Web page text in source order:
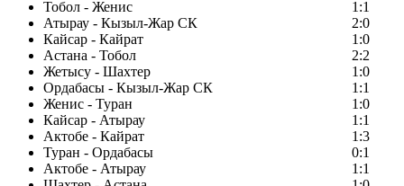
Тобол - Женис
1:1
Атырау - Кызыл-Жар СК
2:0
Кайсар - Кайрат
1:0
Астана - Тобол
2:2
Жетысу - Шахтер
1:0
Ордабасы - Кызыл-Жар СК
1:1
Женис - Туран
1:0
Кайсар - Атырау
1:1
Актобе - Кайрат
1:3
Туран - Ордабасы
0:1
Актобе - Атырау
1:1